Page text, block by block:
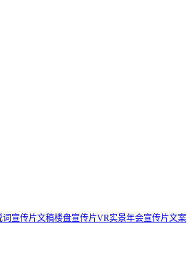
词 宣传片文稿楼盘宣传片VR实景年会宣传片文案